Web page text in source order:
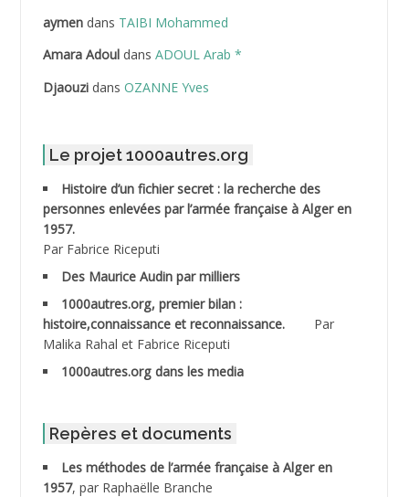
ABDELLI Mohamed
ABDELLI Mohamed *
ABDELMOUMENE Ahmed
ABDESMED Mohamed ben Kaddour
ABDESSELAMI Kouider
ABDESSLEM Ahmed dit le Coiffeur
ABDOUDOU
ABID Mohamed
ABNOUN Salah
aymendans TAIBI Mohammed
Amara Adouldans ADOUL Arab *
Djaouzidans OZANNE Yves
Le projet 1000autres.org
Histoire d’un fichier secret : la recherche des
personnes enlevées par l’armée française à Alger en
1957.
Par Fabrice Riceputi
Des Maurice Audin par milliers
1000autres.org, premier bilan :
histoire,connaissance et reconnaissance.
Par
Malika Rahal et Fabrice Riceputi
1000autres.org dans les media
Repères et documents
Les méthodes de l’armée française à Alger en
1957, par Raphaëlle Branche